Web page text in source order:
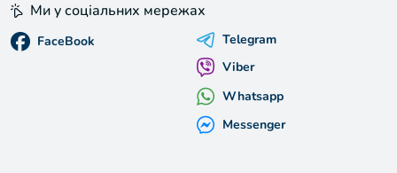
Ми у соціальних мережах
FaceBook
Telegram
Viber
Whatsapp
Messenger